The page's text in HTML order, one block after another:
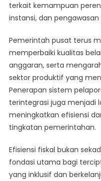
terkait kemampuan
instansi, dan
Pemerintah pusat terus
memperbaiki kualitas
anggaran, serta
sektor produktif yang
Penerapan sistem
terintegrasi juga menjadi
meningkatkan efisiensi
tingkatan pemerintahan.
Efisiensi fiskal bukan
fondasi utama bagi
yang inklusif dan